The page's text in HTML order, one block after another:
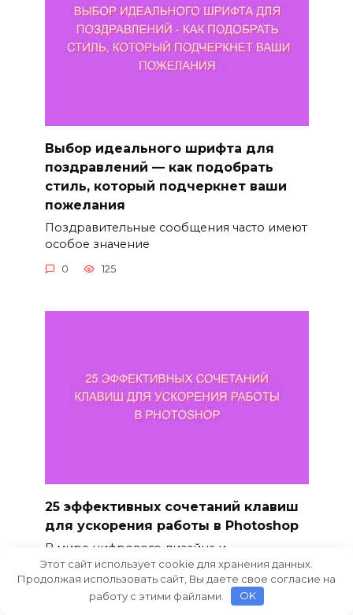
Выбор идеального шрифта для
поздравлений — как подобрать
стиль, который подчеркнет ваши
пожелания
Поздравительные сообщения часто имеют
особое значение
0 125
25 эффективных сочетаний клавиш
для ускорения работы в Photoshop
В мире цифрового дизайна и
редактирования изображений
83
Этот сайт использует cookie для хранения данных.
Продолжая использовать сайт, Вы даете свое согласие на
работу с этими файлами.
OK